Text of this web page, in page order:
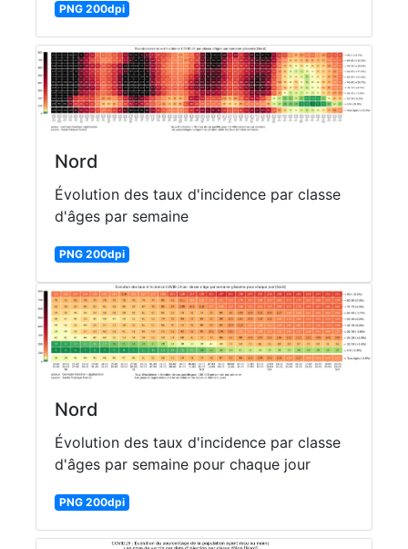
PNG 200dpi
Nord
Évolution des taux d'incidence par classe
d'âges par semaine
PNG 200dpi
Nord
Évolution des taux d'incidence par classe
d'âges par semaine pour chaque jour
PNG 200dpi